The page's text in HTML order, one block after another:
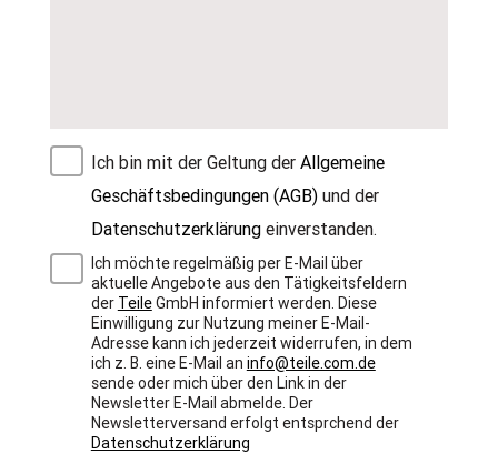
Ich bin mit der Geltung der Allgemeine
Geschäftsbedingungen (AGB)und der
Datenschutzerklärungeinverstanden.
Ich möchte regelmäßig per E-Mail über
aktuelle Angebote aus den Tätigkeitsfeldern
der TeileGmbH informiert werden. Diese
Einwilligung zur Nutzung meiner E-Mail-
Adresse kann ich jederzeit widerrufen, in dem
ich z. B. eine E-Mail an info@teile.com.de
sende oder mich über den Link in der
Newsletter E-Mail abmelde. Der
Newsletterversand erfolgt entsprchend der
Datenschutzerklärung